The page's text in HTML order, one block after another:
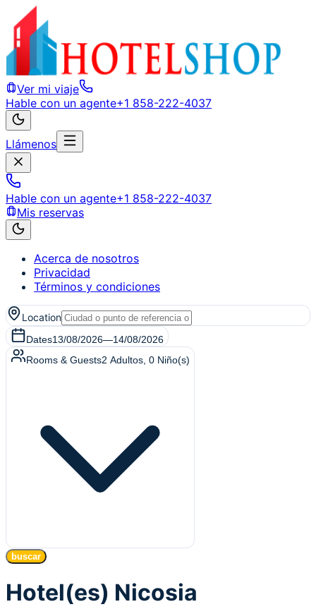
Ver mi viaje
Hable con un agente+1 858-222-4037
Llámenos
Hable con un agente+1 858-222-4037
Mis reservas
Acerca de nosotros
Privacidad
Términos y condiciones
Location
Dates13/08/2026—14/08/2026
Rooms & Guests2 Adultos 0 Niño(s)
buscar
Hotel(es) Nicosia